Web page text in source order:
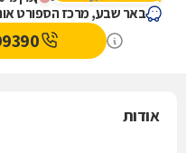
באר שבע, מרכז הספורט
אודות